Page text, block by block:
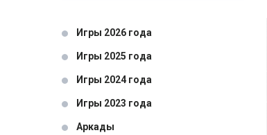
Игры 2026 года
Игры 2025 года
Игры 2024 года
Игры 2023 года
Аркады